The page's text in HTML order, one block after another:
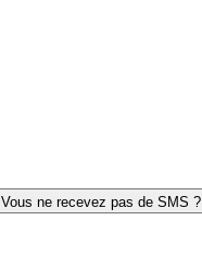
Vous ne recevez pas de SMS ?